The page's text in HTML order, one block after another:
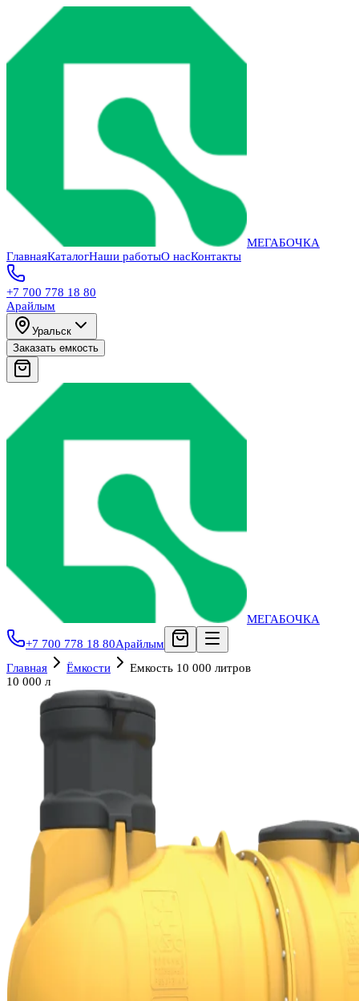
МЕГАБОЧКА
ГлавнаяКаталогНаши работыО насКонтакты
+7 700 778 18 80
Арайлым
Уральск
Заказать емкость
МЕГАБОЧКА
+7 700 778 18 80Арайлым
Главная
Ёмкости
Емкость 10 000 литров
10 000 л